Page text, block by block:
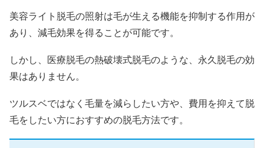
美容ライト脱毛の照射は毛が生える機能を抑制する作用が
あり、減毛効果を得ることが可能です。
しかし、医療脱毛の熱破壊式脱毛のような、永久脱毛の効
果はありません。
ツルスベではなく毛量を減らしたい方や、費用を抑えて脱
毛をしたい方におすすめの脱毛方法です。